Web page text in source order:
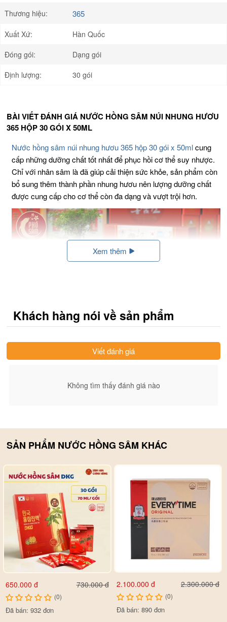
Thương hiệu: 365
Xuất Xứ:
Hàn Quốc
Đóng gói:
Dạng gói
Định lượng:
30 gói
BÀI VIẾT ĐÁNH GIÁ NƯỚC HỒNG SÂM NÚI NHUNG HƯƠU
365 HỘP 30 GÓI X 50ML
Nước hồng sâm núi nhung hươu 365 hộp 30 gói x 50mlcung
cấp những dưỡng chất tốt nhất để phục hồi cơ thể suy nhược.
Chỉ với nhân sâm là đã giúp cải thiện sức khỏe, sản phẩm còn
bổ sung thêm thành phần nhung hươu nên lượng dưỡng chất
được cung cấp cho cơ thể còn đa dạng và vượt trội hơn.
Hàn Quốc, được bào chế từ nhung hươu và nhân sâm núi mọc
ngoài thiên nhiên, với tác dụng giúp bồi bổ sức khỏe, hỗ trợ
Sang In Agricultural Co., Ltd. Và được phân phối tại rất nhiều
quốc gia trên toàn thế giới. Quy trình sản xuất tuân theo những
người sử dụng.
Xem thêm
Khách hàng nói về sản phẩm
Viết đánh giá
Không tìm thấy đánh giá nào
SẢN PHẨM NƯỚC HỒNG SÂM KHÁC
650.000 đ 730.000 đ
(0)
Đã bán: 932 đơn
2.100.000 đ 2.300.000 đ
(0)
Đã bán: 890 đơn